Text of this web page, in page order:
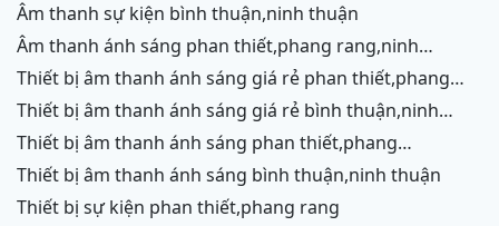
âm thanh sự kiện bình thuận,ninh thuận
âm thanh ánh sáng phan thiết,phang rang,ninh
chữ,vĩnh hy,cam ranh
thiết bị âm thanh ánh sáng giá rẻ phan thiết,phang
rang,ninh chữ,vĩnh hy, ninh thuận
thiết bị âm thanh ánh sáng giá rẻ bình thuận,ninh
thuận
thiết bị âm thanh ánh sáng phan thiết,phang
rang,ninh chữ,vĩnh hy,cam ranh
thiết bị âm thanh ánh sáng bình thuận,ninh thuận
thiết bị sự kiện phan thiết,phang rang